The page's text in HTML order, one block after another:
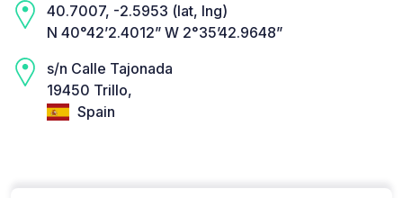
40.7007, -2.5953 (lat, lng)
N 40°42’2.4012” W 2°35’42.9648”
s/n Calle Tajonada
19450 Trillo,
Spain